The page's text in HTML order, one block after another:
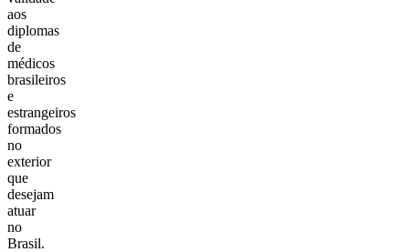
aos
diplomas
de
médicos
brasileiros
e
estrangeiros
formados
no
exterior
que
desejam
atuar
no
Brasil.